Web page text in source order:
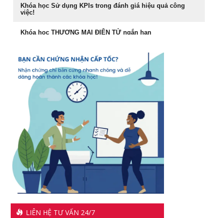
Rèn Luyện Văn Phong Của CEO
Đào tạo Marketing Online Cấp Tốc
Khóa học phong thủy ứng dụng dành cho doanh nhân
khóa học Livestream bán hàng đỉnh cao
Chiến lược dẫn đầu và hệ vận hành 7S
Khóa học Quản Đốc Sản Xuất
Khóa học đào tạo giảng viên nội bộ
Khóa học Trưởng Phòng Kinh Doanh Chuyên Nghiệp
Khóa học nâng cao năng lực Quản Trị cho Quản Lý Cấp
Trung
Phân tích hiệu quả đầu tư vốn cho doanh nghiệp
Khóa học Sử dụng KPIs trong đánh giá hiệu quả công
việc!
Khóa học THƯƠNG MẠI ĐIỆN TỬ ngắn hạn
Cách đăng bán hàng trên Facebook hiệu quả
Khóa học livestream bán hàng chuyên nghiệp
Khóa học giám đốc kênh phân phối tại TPHCM
Khóa học giám đốc chuỗi bán Lẻ tại TPHCM
Khóa Học Marketing Digital Tại HCM
Khóa Học Đào tạo Marketing Online Cấp Tốc tại HCM
CEO & chiến lược tái cơ cấu doanh nghiệp sau khủng
hoảng tại Hồ Chí Minh
LIÊN HỆ TƯ VẤN 24/7
10
[ZOOM ONLINE] Khoá học
Lý Cấp Trung (-50% còn
14/09/2026
087.947.3579